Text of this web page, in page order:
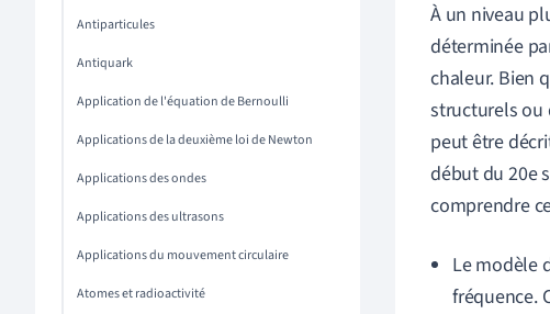
Antiparticules
Antiquark
Application de l'équation de Bernoulli
Applications de la deuxième loi de Newton
Applications des ondes
Applications des ultrasons
Applications du mouvement circulaire
Atomes et radioactivité
À un niveau
déterminée
chaleur. Bien
structurels ou
peut être
début du 20e
comprendre
Le modèle
fréquence.